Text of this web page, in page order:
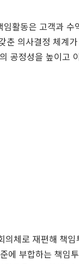
활동은 고객과 수
춘 의사결정 체계
공정성을 높이고
의체로 재편해 책
에 부합하는 책임